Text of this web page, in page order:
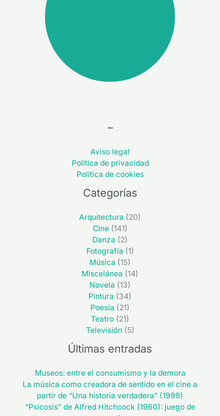
–
Aviso legal
Política de privacidad
Política de cookies
Categorías
Arquitectura (20)
Cine(141)
Danza (2)
Fotografía (1)
Música (15)
Miscelánea (14)
Novela (13)
Pintura (34)
Poesía (21)
Teatro (21)
Televisión (5)
Últimas entradas
Museos: entre el consumismo y la demora
La música como creadora de sentido en el cine a
partir de “Una historia verdadera” (1999)
“Psicosis” de Alfred Hitchcock (1960): juego de